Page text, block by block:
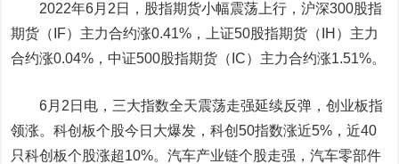
2022年6月2日，股指期货小幅震荡上行，沪深300股指
期货（IF）主力合约涨0.41%，上证50股指期货（IH）主力
合约涨0.04%，中证500股指期货（IC）主力合约涨1.51%。
6月2日电，三大指数全天震荡走强延续反弹，创业板指
领涨。科创板个股今日大爆发，科创50指数涨近5%，近40
只科创板个股涨超10%。汽车产业链个股走强，汽车零部件